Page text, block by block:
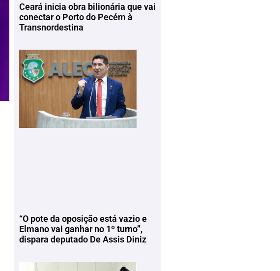
Ceará inicia obra bilionária que vai
conectar o Porto do Pecém à
Transnordestina
“O pote da oposição está vazio e
Elmano vai ganhar no 1º turno”,
dispara deputado De Assis Diniz